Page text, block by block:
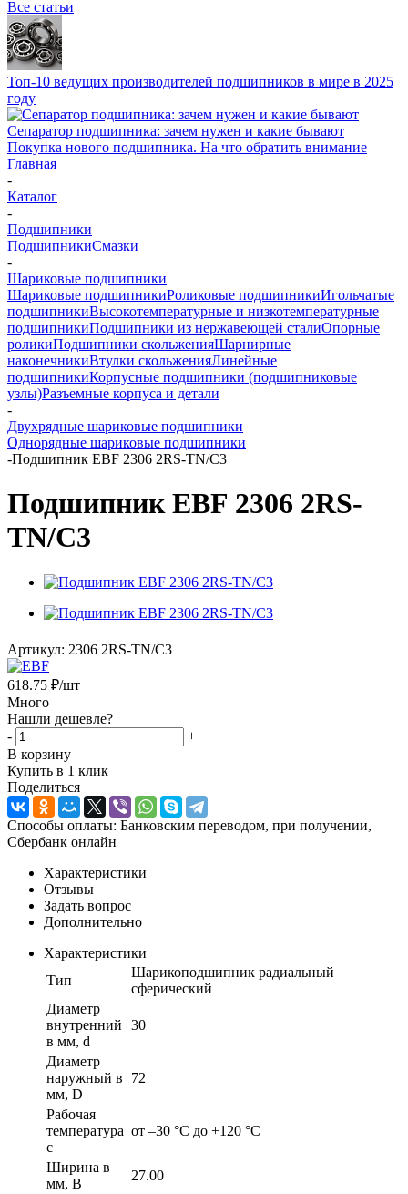
Все статьи
Топ-10 ведущих производителей подшипников в мире в 2025
году
Сепаратор подшипника: зачем нужен и какие бывают
Покупка нового подшипника. На что обратить внимание
Главная
-
Каталог
-
Подшипники
ПодшипникиСмазки
-
Шариковые подшипники
Шариковые подшипникиРоликовые подшипникиИгольчатые
подшипникиВысокотемпературные и низкотемпературные
подшипникиПодшипники из нержавеющей сталиОпорные
роликиПодшипники скольженияШарнирные
наконечникиВтулки скольженияЛинейные
подшипникиКорпусные подшипники (подшипниковые
узлы)Разъемные корпуса и детали
-
Двухрядные шариковые подшипники
Однорядные шариковые подшипники
-Подшипник EBF 2306 2RS-TN/C3
Подшипник EBF 2306 2RS-
TN/C3
Артикул: 2306 2RS-TN/C3
618.75 ₽/шт
Много
Нашли дешевле?
-
+
В корзину
Купить в 1 клик
Поделиться
Способы оплаты: Банковским переводом, при получении,
Сбербанк онлайн
Характеристики
Отзывы
Задать вопрос
Дополнительно
Характеристики
Тип
Шарикоподшипник радиальный
сферический
Диаметр
внутренний
в мм, d
30
Диаметр
наружный в
мм, D
72
Рабочая
температура
с
от –30 °C до +120 °C
Ширина в
мм, B
27.00